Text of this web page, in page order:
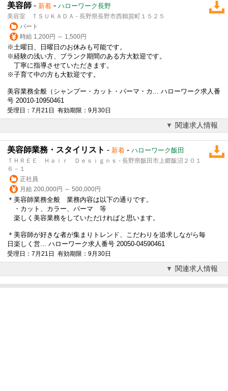
美容師 - 新着 - ハローワーク長野
美容室 ＴＳＵＫＡＤＡ - 長野県長野市西鶴賀町１５２５
パート
時給 1,200円 ～ 1,500円
※土曜日、日曜日のお休みも可能です。
※経験の浅い方、ブランク期間のある方大歓迎です。
丁寧に指導させていただきます。
※子育て中の方も大歓迎です。
美容業務全般（シャンプー・カット・パーマ・カ... ハローワーク求人番
号 20010-10950461
受理日：7月21日 有効期限：9月30日
関連求人情報
美容師業務・スタイリスト - 新着 - ハローワーク飯田
ＴＨＲＥＥ Ｈａｉｒ Ｄｅｓｉｇｎｓ - 長野県飯田市上郷飯沼２０１
６－１
正社員
月給 200,000円 ～ 500,000円
＊ 美容師業務全般 業務内容は以下の通りです。
・カット、カラー、パーマ 等
楽しく美容業務をしていただければと思います。
＊ 美容師が好きな者が集まりトレンド、こだわりを追求しながら毎
日楽しく営... ハローワーク求人番号 20050-04590461
受理日：7月21日 有効期限：9月30日
関連求人情報